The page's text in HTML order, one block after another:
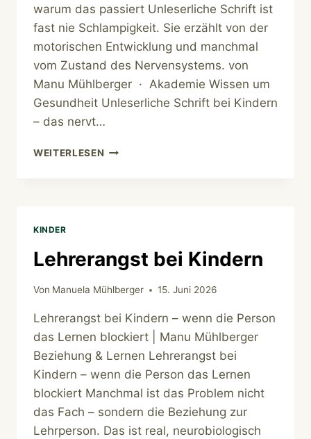
warum das passiert Unleserliche Schrift ist
fast nie Schlampigkeit. Sie erzählt von der
motorischen Entwicklung und manchmal
vom Zustand des Nervensystems. von
Manu Mühlberger · Akademie Wissen um
Gesundheit Unleserliche Schrift bei Kindern
– das nervt…
WEITERLESEN UNLESERLICHE
KINDER
Lehrerangst bei Kindern
Von Manuela Mühlberger 15. Juni 2026
Lehrerangst bei Kindern – wenn die Person
das Lernen blockiert | Manu Mühlberger
Beziehung & Lernen Lehrerangst bei
Kindern – wenn die Person das Lernen
blockiert Manchmal ist das Problem nicht
das Fach – sondern die Beziehung zur
Lehrperson. Das ist real, neurobiologisch